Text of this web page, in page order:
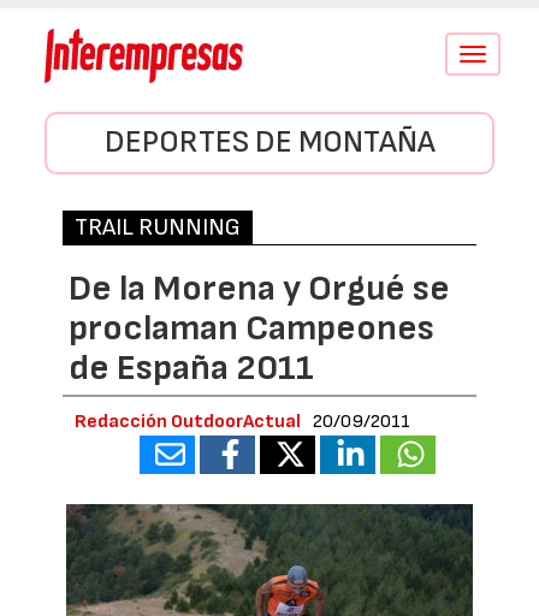
Conmutar
DEPORTES DE MONTAÑA
TRAIL RUNNING
De la Morena y Orgué se
proclaman Campeones
de España 2011
Redacción OutdoorActual 20/09/2011